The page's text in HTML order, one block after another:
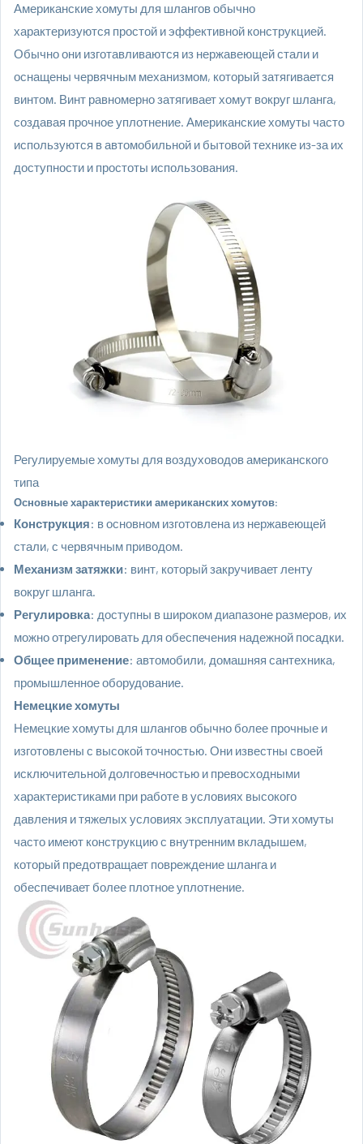
Американские хомуты для шланговобычно
характеризуются простой и эффективной конструкцией.
Обычно они изготавливаются из нержавеющей стали и
оснащены червячным механизмом, который затягивается
винтом. Винт равномерно затягивает хомут вокруг шланга,
создавая прочное уплотнение. Американские хомуты часто
используются в автомобильной и бытовой технике из-за их
доступности и простоты использования.
Регулируемые хомуты для воздуховодов американского
типа
Основные характеристики американских хомутов:
Конструкция: в основном изготовлена из нержавеющей
стали, с червячным приводом.
Механизм затяжки: винт, который закручивает ленту
вокруг шланга.
Регулировка: доступны в широком диапазоне размеров, их
можно отрегулировать для обеспечения надежной посадки.
Общее применение: автомобили, домашняя сантехника,
промышленное оборудование.
Немецкие хомуты
Немецкие хомуты для шланговобычно более прочные и
изготовлены с высокой точностью. Они известны своей
исключительной долговечностью и превосходными
характеристиками при работе в условиях высокого
давления и тяжелых условиях эксплуатации. Эти хомуты
часто имеют конструкцию с внутренним вкладышем,
который предотвращает повреждение шланга и
обеспечивает более плотное уплотнение.